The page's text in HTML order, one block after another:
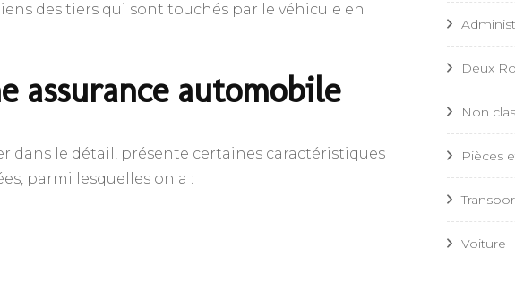
des tiers qui sont touchés par le véhicule en
assurance automobile
dans le détail, présente certaines caractéristiques
parmi lesquelles on a :
Deux
Non
Pièces
Voiture